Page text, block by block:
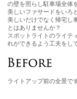
の壁を照らし駐車場全体
美しいファサードをいろ
美しいだけでなく帰宅し
とはありませんか？
スポットライトのライテ
れができるよう工夫をし
ライトアップ前の全景です